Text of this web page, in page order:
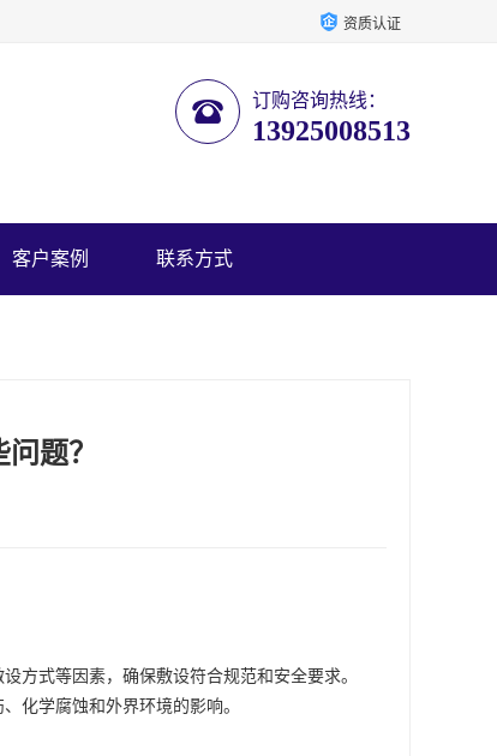
资质认证
订购咨询热线：
13925008513
客户案例 联系方式
题？
方式等因素，确保敷设符合规范和安全要求。
化学腐蚀和外界环境的影响。